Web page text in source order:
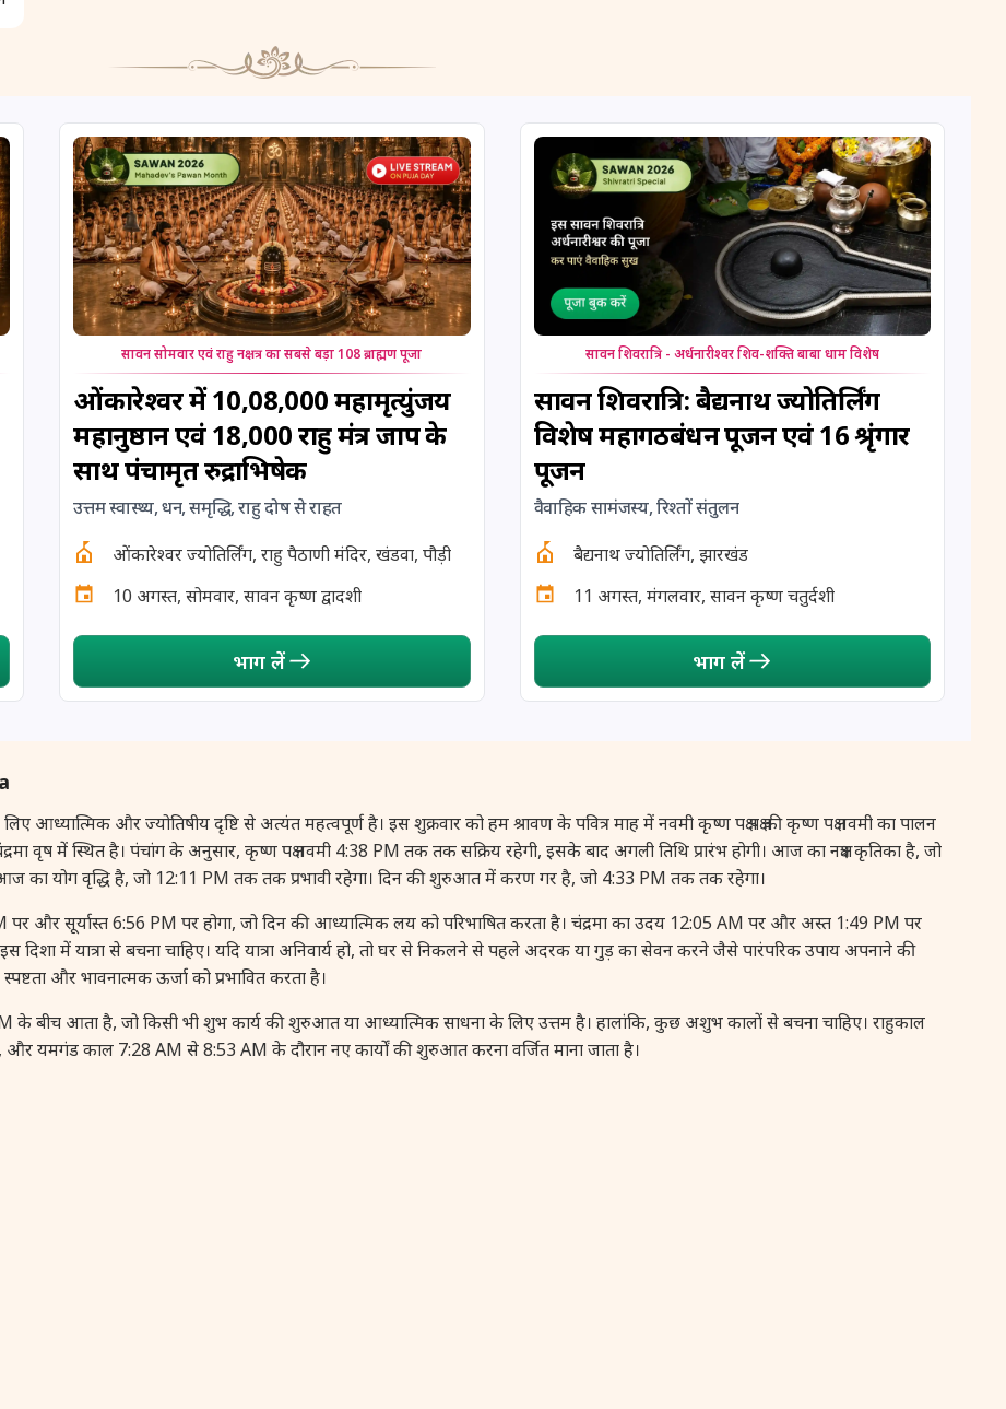
11 August, 2026 Sawan Shivaratri
12 August, 2026 Aadi Amavasai
12 August, 2026 Anvadhan
12 August, 2026 Darsha Amavasya
12 August, 2026 Hariyali Amavasya
12 August, 2026 Shravana Amavasya
13 August, 2026
13 August, 2026
14 August, 2026 Chandra Darshan
15 August, 2026 Andal Jayanthi
15 August, 2026 Independence Day
16 August, 2026
17 August, 2026 Malayalam New Year
17 August, 2026 Nag Pancham *Gujarati
सावन सोमवार एवं राहु नक्षत्र का सबसे बड़ा 108 ब्राह्मण पूजा
ओंकारेश्वर में 10,08,000 महामृत्युंजय
महानुष्ठान एवं 18,000 राहु मंत्र जाप के
साथ पंचामृत रुद्राभिषेक
उत्तम स्वास्थ्य, धन, समृद्धि, राहु दोष से राहत
ओंकारेश्वर ज्योतिर्लिंग, राहु पैठाणी मंदिर, खंडवा, पौड़ी
10 अगस्त, सोमवार, सावन कृष्ण द्वादशी
भाग लें
सावन शिवरात्रि - अर्धनारीश्वर शिव-शक्ति बाबा धाम विशेष
सावन शिवरात्रि: बैद्यनाथ ज्योतिर्लिंग
विशेष महागठबंधन पूजन एवं 16 श्रृंगार
पूजन
वैवाहिक सामंजस्य, रिश्तों संतुलन
बैद्यनाथ ज्योतिर्लिंग, झारखंड
11 अगस्त, मंगलवार, सावन कृष्ण चतुर्दशी
भाग लें
और ज्योतिषीय दृष्टि से अत्यंत महत्वपूर्ण है। इस शुक्रवार को हम श्रावण के पवित्र माह में नवमी कृष्ण पक्ष पक्ष की कृष्ण पक्ष नवमी का पालन
वृष में स्थित है। पंचांग के अनुसार, कृष्ण पक्ष नवमी 4:38 PM तक तक सक्रिय रहेगी, इसके बाद अगली तिथि प्रारंभ होगी। आज का नक्षत्र कृतिका है, जो
का योग वृद्धि है, जो 12:11 PM तक तक प्रभावी रहेगा। दिन की शुरुआत में करण गर है, जो 4:33 PM तक तक रहेगा।
सूर्यास्त 6:56 PM पर होगा, जो दिन की आध्यात्मिक लय को परिभाषित करता है। चंद्रमा का उदय 12:05 AM पर और अस्त 1:49 PM पर
दिशा में यात्रा से बचना चाहिए। यदि यात्रा अनिवार्य हो, तो घर से निकलने से पहले अदरक या गुड़ का सेवन करने जैसे पारंपरिक उपाय अपनाने की
और भावनात्मक ऊर्जा को प्रभावित करता है।
बीच आता है, जो किसी भी शुभ कार्य की शुरुआत या आध्यात्मिक साधना के लिए उत्तम है। हालांकि, कुछ अशुभ कालों से बचना चाहिए। राहुकाल
यमगंड काल 7:28 AM से 8:53 AM के दौरान नए कार्यों की शुरुआत करना वर्जित माना जाता है।